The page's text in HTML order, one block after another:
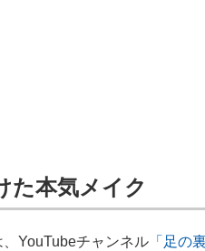
た本気メイク
YouTubeチャンネル 「足の